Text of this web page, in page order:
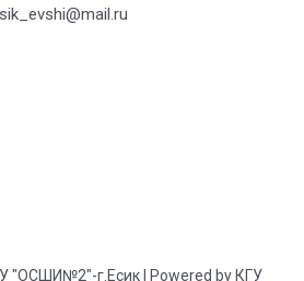
"ОСШИ№2"-г.Есик | Powered by КГУ